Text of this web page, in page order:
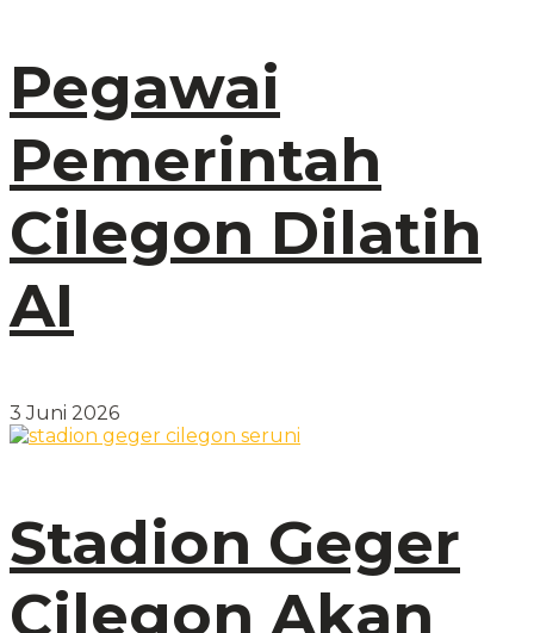
Pegawai
Pemerintah
Cilegon Dilatih
AI
3 Juni 2026
Stadion Geger
Cilegon Akan